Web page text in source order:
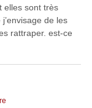
elles sont très
de les
rattraper. est-ce